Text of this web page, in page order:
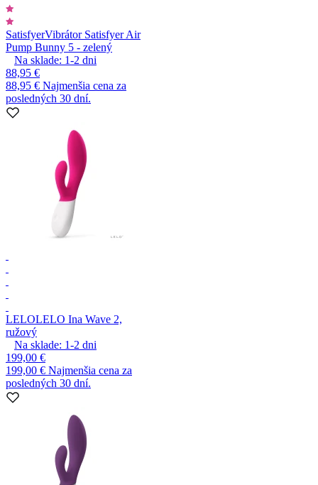
SatisfyerVibrátor Satisfyer Air
Pump Bunny 5 - zelený
Na sklade: 1-2 dni
88,95 €
88,95 € Najmenšia cena za
posledných 30 dní.
LELOLELO Ina Wave 2,
ružový
Na sklade: 1-2 dni
199,00 €
199,00 € Najmenšia cena za
posledných 30 dní.